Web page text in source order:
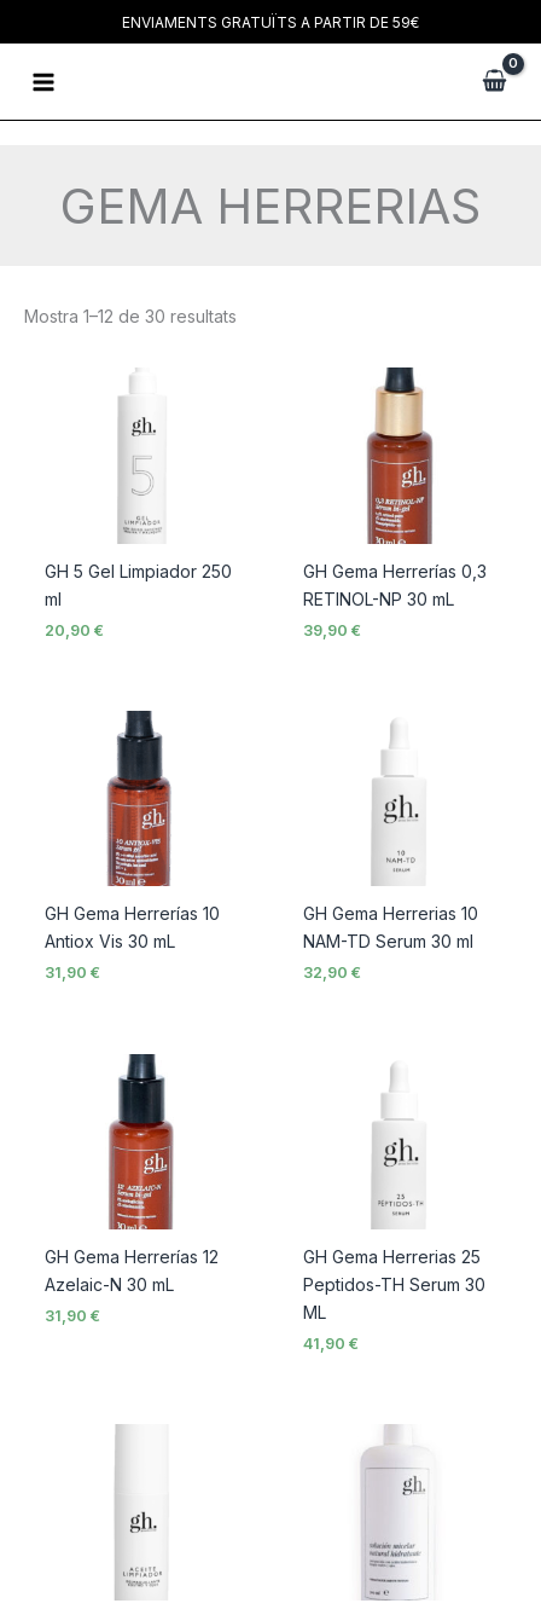
al
contingut
ENVIAMENTS GRATUÏTS A PARTIR DE 59€
Main
GEMA HERRERIAS
Mostra 1–12 de 30 resultats
GH 5 Gel Limpiador 250
ml
20,90 €
GH Gema Herrerías 0,3
RETINOL-NP 30 mL
39,90 €
GH Gema Herrerías 10
Antiox Vis 30 mL
31,90 €
GH Gema Herrerias 10
NAM-TD Serum 30 ml
32,90 €
GH Gema Herrerías 12
Azelaic-N 30 mL
31,90 €
GH Gema Herrerias 25
Peptidos-TH Serum 30
ML
41,90 €
preus:
6,90 €